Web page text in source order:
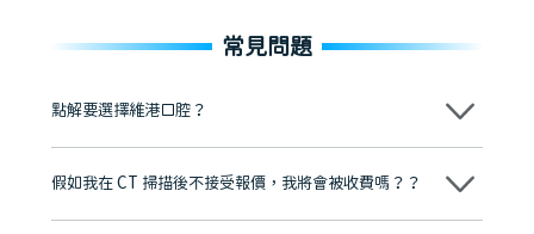
常見問題
點解要選擇維港口腔？
維港口腔踐行「醫道濟世」的大學校訓，各分院匯聚來自香港、內地的
牌」、「2025香港企業領袖品牌」，是諾貝爾種植系統全球放心植牙中
至今已服務超過三十個國家和地區的顧客，受到粵港澳大灣區及周邊城
假如我在 CT 掃描後不接受報價，我將會被收費嗎？？
不會！只要未開始實際服務之前，你不會被收取任何費用。